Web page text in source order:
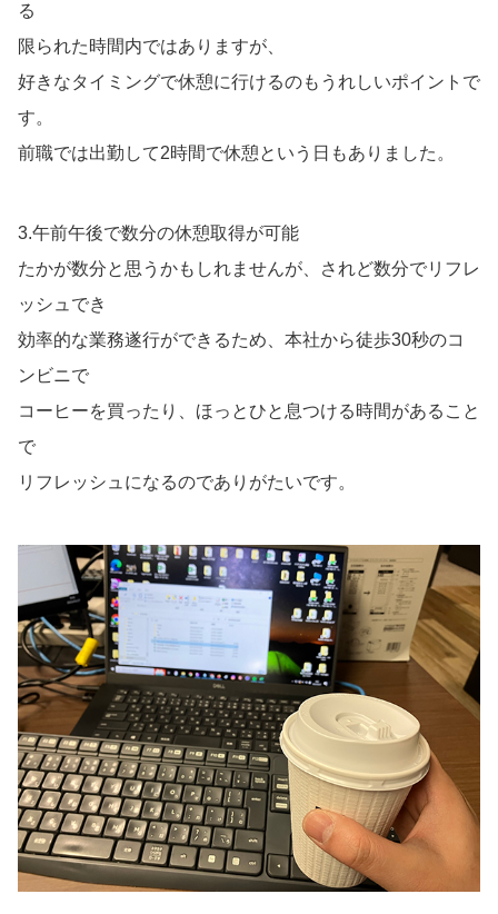
る
限られた時間内ではありますが、
好きなタイミングで休憩に行けるのもうれしいポイントで
す。
前職では出勤して2時間で休憩という日もありました。
3.午前午後で数分の休憩取得が可能
たかが数分と思うかもしれませんが、されど数分でリフレ
ッシュでき
効率的な業務遂行ができるため、本社から徒歩30秒のコ
ンビニで
コーヒーを買ったり、ほっとひと息つける時間があること
で
リフレッシュになるのでありがたいです。